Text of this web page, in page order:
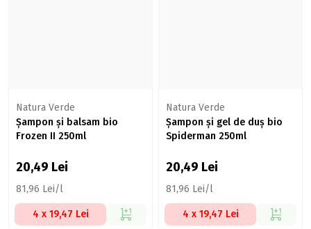
Natura Verde
Șampon și balsam bio
Frozen II 250ml
20,49 Lei
81,96 Lei/l
4 x 19,47 Lei
Natura Verde
Șampon și gel de duș bio
Spiderman 250ml
20,49 Lei
81,96 Lei/l
4 x 19,47 Lei